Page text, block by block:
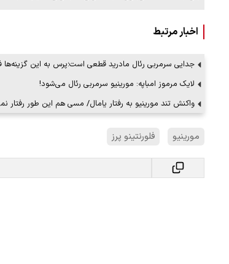
اخبار مرتبط
جدایی سرمربی رئال مادرید قطعی است؛پرس به این گزینه‌ها
لایک مرموز امباپه: مورینیو سرمربی رئال می‌شود!
واکنش تند مورینیو به رفتار یامال/ مسی هم این‌ طور رفتار
مورینیو فلورنتینو پرز